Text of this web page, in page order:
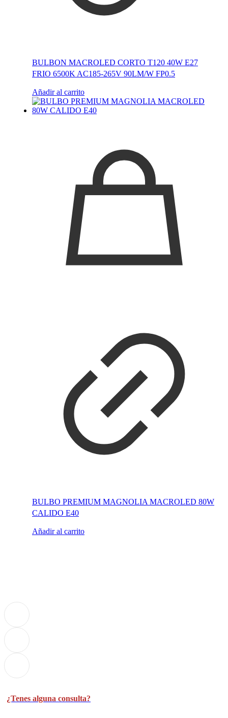
BULBON MACROLED CORTO T120 40W E27
FRIO 6500K AC185-265V 90LM/W FP0.5
Añadir al carrito
BULBO PREMIUM MAGNOLIA MACROLED 80W
CALIDO E40
Añadir al carrito
¿Tenes alguna consulta?